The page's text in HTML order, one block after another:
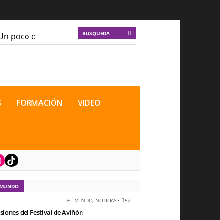
poco de locura para la cordura
FORMACIÓN VIDEO
TikTok
DEL MUNDO, NOTICIAS• 52
del Festival de Aviñón